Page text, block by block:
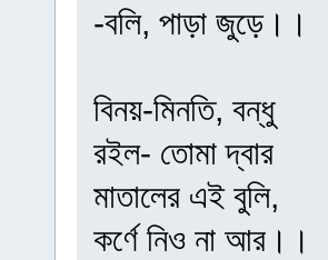
-বলি, পাড়া জুড়ে।।
বিনয়-মিনতি, বন্ধু
রইল- তোমা দ্বার
মাতালের এই বুলি,
কর্ণে নিও না আর।।